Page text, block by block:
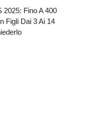
2025: Fino A 400
Figli Dai 3 Ai 14